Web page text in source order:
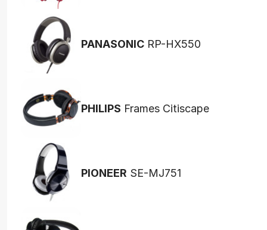
PANASONIC RP-HX550
PHILIPS Frames Citiscape
PIONEER SE-MJ751